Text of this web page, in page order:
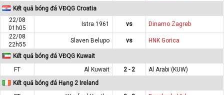
Kết quả bóng đá VĐQG Croatia
22/08
01h05
Istra 1961 vs
Dinamo Zagreb
22/08
22h55
Slaven Belupo vs HNK Gorica
Kết quả bóng đá VĐQG Kuwait
FT
Al Kuwait 2 - 2
Al Arabi (KUW)
Kết quả bóng đá Hạng 2 Ireland